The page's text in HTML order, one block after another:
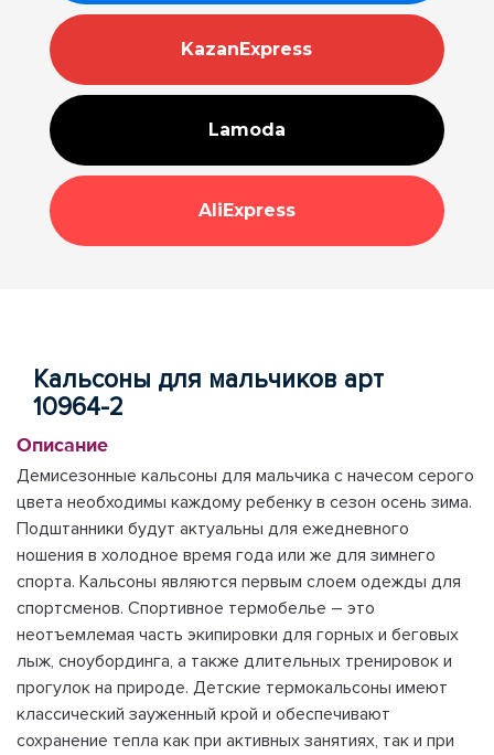
KazanExpress
Lamoda
AliExpress
Кальсоны для мальчиков арт
10964-2
Описание
Демисезонные кальсоны для мальчика с начесом серого
цвета необходимы каждому ребенку в сезон осень зима.
Подштанники будут актуальны для ежедневного
ношения в холодное время года или же для зимнего
спорта. Кальсоны являются первым слоем одежды для
спортсменов. Спортивное термобелье – это
неотъемлемая часть экипировки для горных и беговых
лыж, сноубординга, а также длительных тренировок и
прогулок на природе. Детские термокальсоны имеют
классический зауженный крой и обеспечивают
сохранение тепла как при активных занятиях, так и при